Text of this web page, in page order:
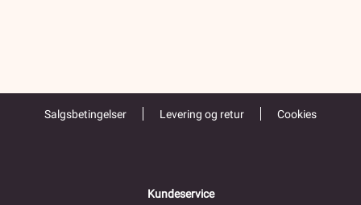
Salgsbetingelser Levering og retur Cookies
Kundeservice